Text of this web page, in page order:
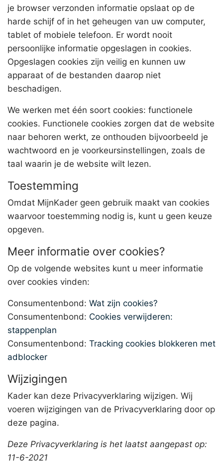
je browser verzonden informatie opslaat op de
harde schijf of in het geheugen van uw computer,
tablet of mobiele telefoon. Er wordt nooit
persoonlijke informatie opgeslagen in cookies.
Opgeslagen cookies zijn veilig en kunnen uw
apparaat of de bestanden daarop niet
beschadigen.
We werken met één soort cookies: functionele
cookies. Functionele cookies zorgen dat de website
naar behoren werkt, ze onthouden bijvoorbeeld je
wachtwoord en je voorkeursinstellingen, zoals de
taal waarin je de website wilt lezen.
Toestemming
Omdat MijnKader geen gebruik maakt van cookies
waarvoor toestemming nodig is, kunt u geen keuze
opgeven.
Meer informatie over cookies?
Op de volgende websites kunt u meer informatie
over cookies vinden:
Consumentenbond: Wat zijn cookies?
Consumentenbond: Cookies verwijderen:
stappenplan
Consumentenbond: Tracking cookies blokkeren met
adblocker
Wijzigingen
Kader kan deze Privacyverklaring wijzigen. Wij
voeren wijzigingen van de Privacyverklaring door op
deze pagina.
Deze Privacyverklaring is het laatst aangepast op:
11-6-2021